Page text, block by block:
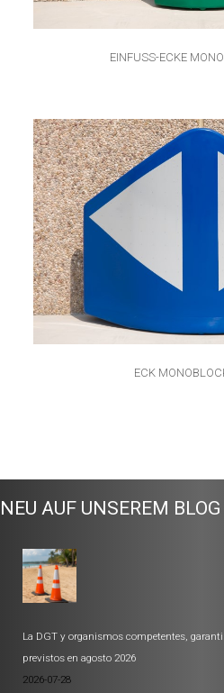
EINFUSS-ECKE
ECK
NEU AUF UNSEREM BLOG
La DGT y organismos competentes,
previstos en agosto 2026
2026-07-28